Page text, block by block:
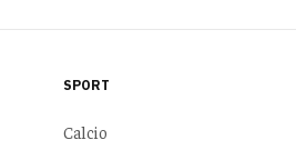
SPORT
Calcio